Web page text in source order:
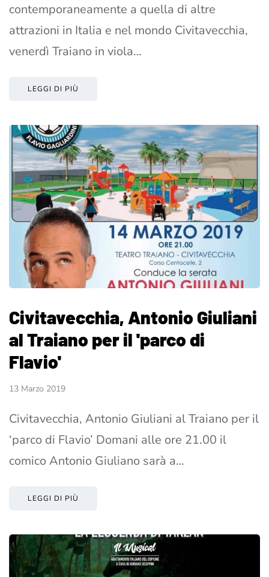
contemporaneamente a quella di altre
attrazioni in Italia e nel mondo Civitavecchia,
venerdì Traiano in viola…
LEGGI DI PIÙ
Civitavecchia, Antonio Giuliani
al Traiano per il 'parco di
Flavio'
13 Marzo 2019
Civitavecchia, Antonio Giuliani al Traiano per il
‘parco di Flavio’ Domani alle ore 21.00 il
comico Antonio Giuliano sarà a…
LEGGI DI PIÙ